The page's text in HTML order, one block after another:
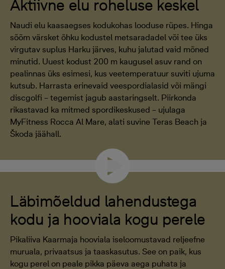
Aktiivne elu roheluse keskel
Naudi elu kaasaegses kodukohas looduse rüpes. Hinga
sõõm värsket õhku kodustel metsaradadel või tee üks
virgutav suplus Harku järves, kuhu jalutad vaid mõned
minutid. Uuest kodust 200 m kaugusel asuv rand on
pealinnas üks esimesi, kus veetemperatuur suviti ujuma
kutsub. Harrasta erinevaid veespordialasid või mängi
discgolfi – tegemist jagub aastaringselt. Piirkonda
rikastavad ka mitmed spordikeskused – ujulaga
MyFitness Rocca Al Mare, alati suvine Teras Beach ja
Škoda jäähall.
Läbimõeldud lahendustega
kodu ja hooviala kogu perele
Pikaliiva Kaarmaja hooviala iseloomustavad reljeefne
muruala, privaatsus ja taaskasutus. See on paik, kus
kogu perel on peale pikka päeva aega puhata ja